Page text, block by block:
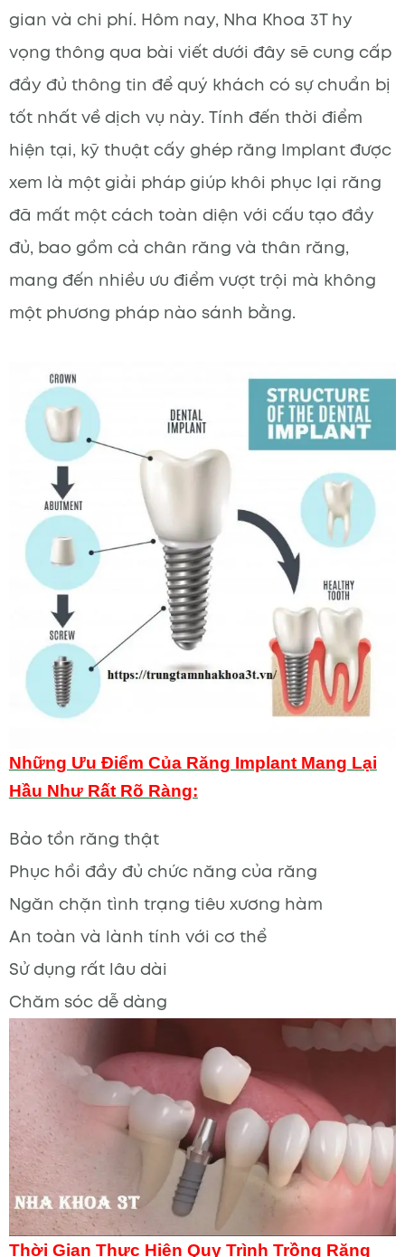
gian và chi phí. Hôm nay, Nha Khoa 3T hy
vọng thông qua bài viết dưới đây sẽ cung cấp
đầy đủ thông tin để quý khách có sự chuẩn bị
tốt nhất về dịch vụ này. Tính đến thời điểm
hiện tại, kỹ thuật cấy ghép răng Implant được
xem là một giải pháp giúp khôi phục lại răng
đã mất một cách toàn diện với cấu tạo đầy
đủ, bao gồm cả chân răng và thân răng,
mang đến nhiều ưu điểm vượt trội mà không
một phương pháp nào sánh bằng.
Những Ưu Điểm Của Răng Implant Mang Lại
Hầu Như Rất Rõ Ràng:
Bảo tồn răng thật
Phục hồi đầy đủ chức năng của răng
Ngăn chặn tình trạng tiêu xương hàm
An toàn và lành tính với cơ thể
Sử dụng rất lâu dài
Chăm sóc dễ dàng
Thời Gian Thực Hiện Quy Trình Trồng Răng